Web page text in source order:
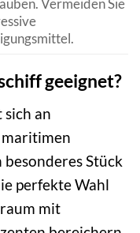
Vermeiden Sie
geeignet?
an
Stück
perfekte Wahl
mit